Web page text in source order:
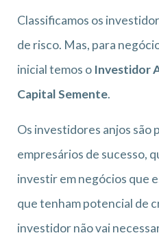
Classificamos os
de risco. Mas, para
inicial temos o Investidor
Capital Semente.
Os investidores anjos são
empresários de sucesso,
investir em negócios que
que tenham potencial de
investidor não vai